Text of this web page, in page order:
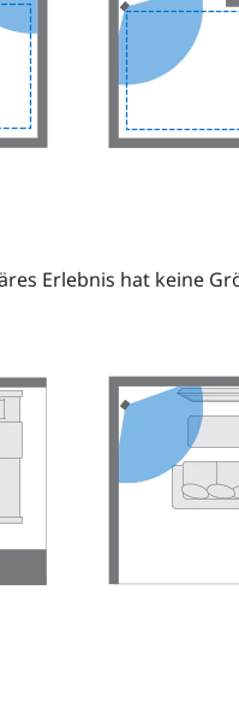
Erlebnis hat keine